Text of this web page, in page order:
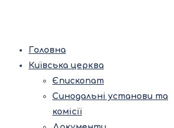
Головна
Київська церква
Єпископат
Синодальні установи та
комісії